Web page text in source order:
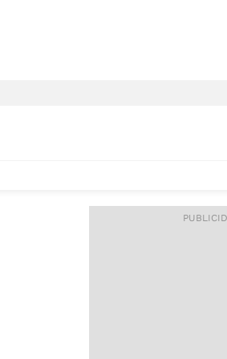
ACCESO FULL -